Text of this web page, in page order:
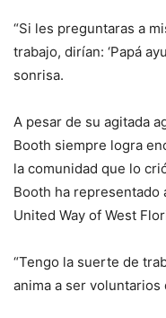
“Si les preguntaras a
trabajo, dirían: ‘Papá
sonrisa.
A pesar de su agitada
Booth siempre logra
la comunidad que lo
Booth ha representado
United Way of West
“Tengo la suerte de
anima a ser voluntarios